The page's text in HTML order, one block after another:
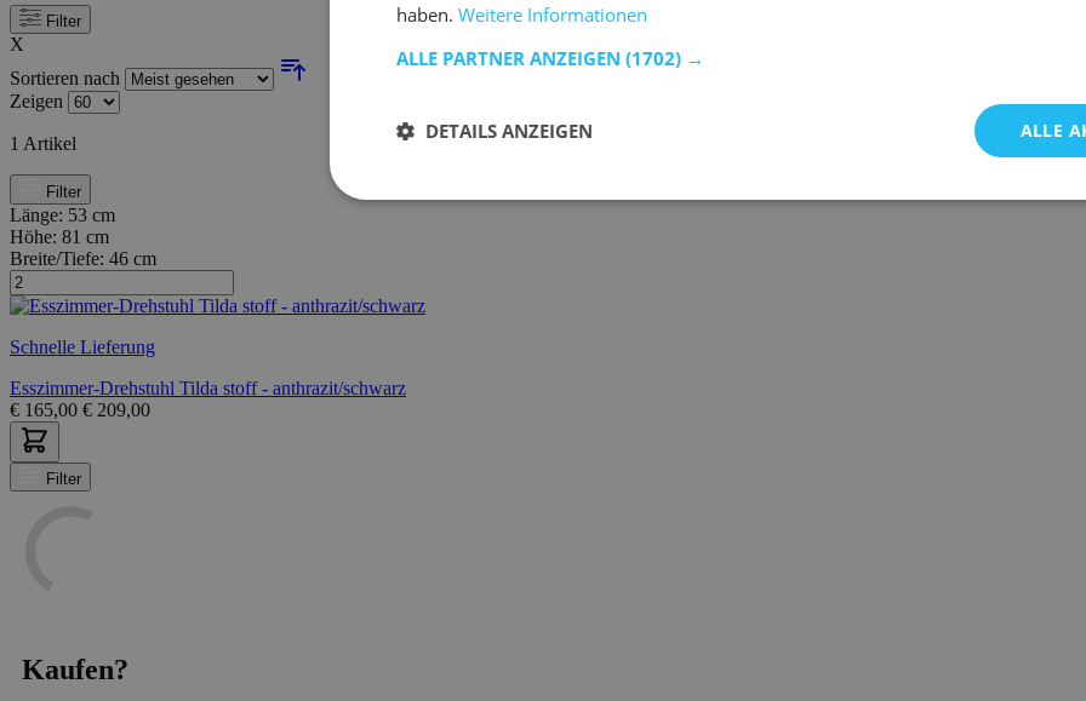
Filter
X
Sortieren nach
Zeigen
1 Artikel
Filter
Länge: 53 cm
Höhe: 81 cm
Breite/Tiefe: 46 cm
Schnelle Lieferung
Esszimmer-Drehstuhl Tilda stoff - anthrazit/schwarz
€ 165,00 € 209,00
Filter
Kaufen?
haben. Weitere Informationen
ALLE PARTNER ANZEIGEN (1702) →
ALLE
DETAILS ANZEIGEN